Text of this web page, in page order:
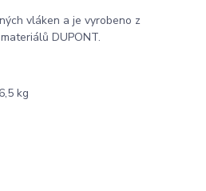
vláken a je vyrobeno z
DUPONT.
kg